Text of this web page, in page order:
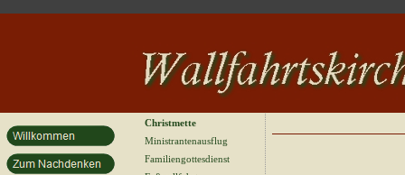
Christmette
Ministrantenausflug
Familiengottesdienst